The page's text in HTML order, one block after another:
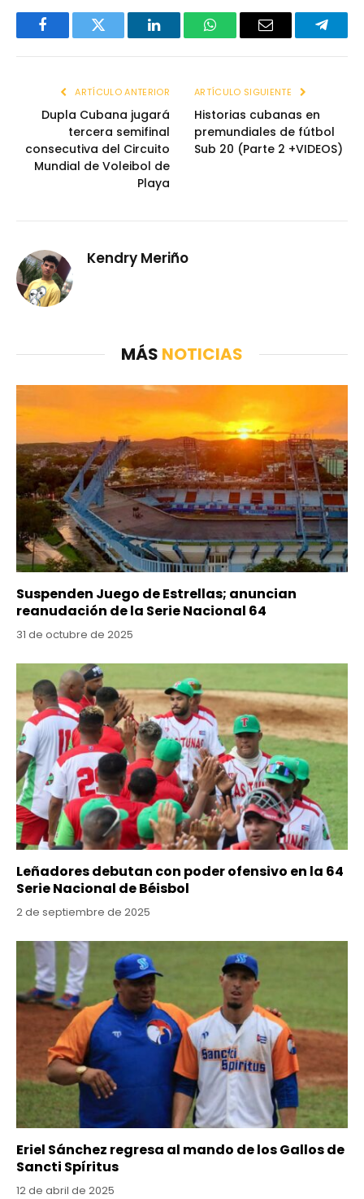
FacebookTwitter LinkedInWhatsAppEmail
ARTÍCULO ANTERIOR
Dupla Cubana jugará
tercera semifinal
consecutiva del Circuito
Mundial de Voleibol de
Playa
ARTÍCULO SIGUIENTE
Historias cubanas en
premundiales de fútbol
Sub 20 (Parte 2 +VIDEOS)
Kendry Meriño
MÁS NOTICIAS
Suspenden Juego de Estrellas; anuncian
reanudación de la Serie Nacional 64
31 de octubre de 2025
Leñadores debutan con poder ofensivo en la 64
Serie Nacional de Béisbol
2 de septiembre de 2025
Eriel Sánchez regresa al mando de los Gallos de
Sancti Spíritus
12 de abril de 2025